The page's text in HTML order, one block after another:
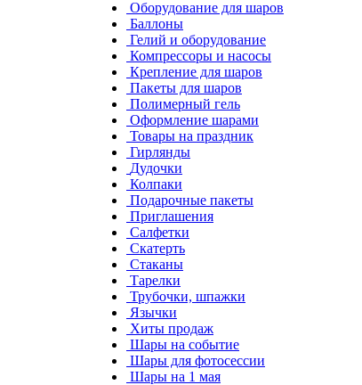
Оборудование для шаров
Баллоны
Гелий и оборудование
Компрессоры и насосы
Крепление для шаров
Пакеты для шаров
Полимерный гель
Оформление шарами
Товары на праздник
Гирлянды
Дудочки
Колпаки
Подарочные пакеты
Приглашения
Салфетки
Скатерть
Стаканы
Тарелки
Трубочки, шпажки
Язычки
Хиты продаж
Шары на событие
Шары для фотосессии
Шары на 1 мая